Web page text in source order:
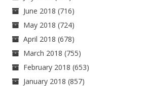
June 2018 (716)
May 2018 (724)
April 2018 (678)
March 2018 (755)
February 2018 (653)
January 2018 (857)